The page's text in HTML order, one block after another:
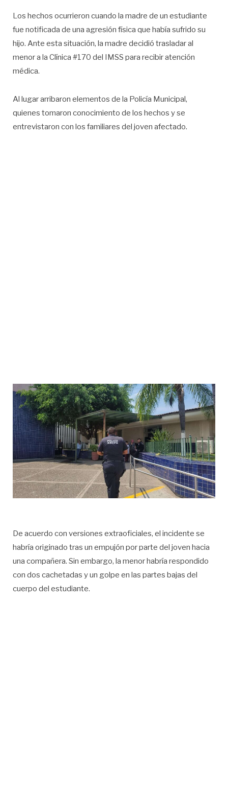
Los hechos ocurrieron cuando la madre de un estudiante
fue notificada de una agresión física que había sufrido su
hijo. Ante esta situación, la madre decidió trasladar al
menor a la Clínica #170 del IMSS para recibir atención
médica.
Al lugar arribaron elementos de la Policía Municipal,
quienes tomaron conocimiento de los hechos y se
entrevistaron con los familiares del joven afectado.
De acuerdo con versiones extraoficiales, el incidente se
habría originado tras un empujón por parte del joven hacia
una compañera. Sin embargo, la menor habría respondido
con dos cachetadas y un golpe en las partes bajas del
cuerpo del estudiante.